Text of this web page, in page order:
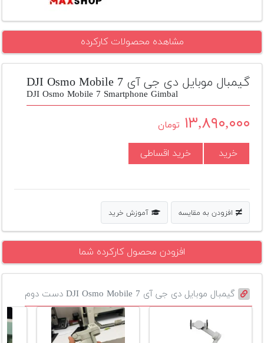
مکث
محصول
دوم
قیمت
دوربین
مشاهده محصولات کارکرده
گیمبال موبایل دی جی آی DJI Osmo Mobile 7
DJI Osmo Mobile 7 Smartphone Gimbal
۱۳,۸۹۰,۰۰۰ تومان
خرید خرید اقساطی
افزودن به مقایسه آموزش خرید
افزودن محصول کارکرده شما
گیمبال موبایل دی جی آی DJI Osmo Mobile 7 دست دوم